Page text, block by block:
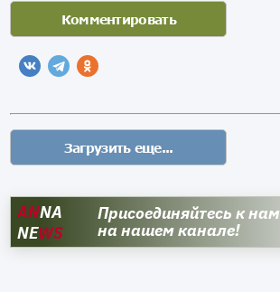
ANNA
NEWS
Присоединяйтесь к нам
на нашем канале!